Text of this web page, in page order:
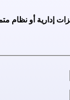
إدارية أو نظام